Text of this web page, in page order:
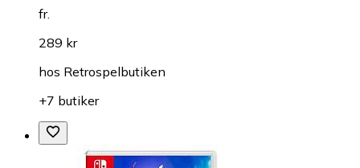
fr.
289 kr
hos Retrospelbutiken
+7 butiker